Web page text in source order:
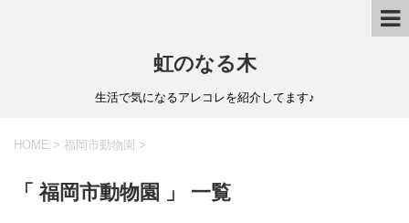
虹のなる木
生活で気になるアレコレを紹介してます♪
HOME > 福岡市動物園 >
「 福岡市動物園 」 一覧